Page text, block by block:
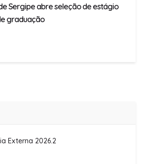
Sergipe abre seleção de estágio
graduação
Externa 2026.2